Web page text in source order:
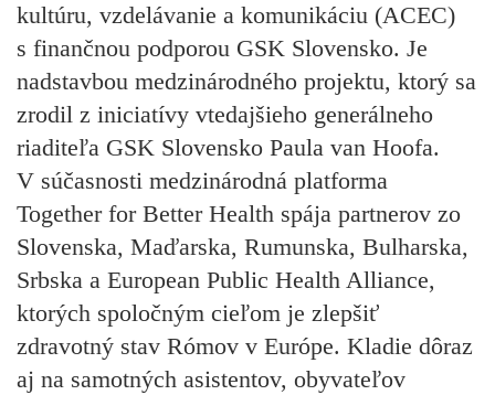
kultúru, vzdelávanie a komunikáciu (ACEC)
s finančnou podporou GSK Slovensko. Je
nadstavbou medzinárodného projektu, ktorý sa
zrodil z iniciatívy vtedajšieho generálneho
riaditeľa GSK Slovensko Paula van Hoofa.
V súčasnosti medzinárodná platforma
Together for Better Health spája partnerov zo
Slovenska, Maďarska, Rumunska, Bulharska,
Srbska a European Public Health Alliance,
ktorých spoločným cieľom je zlepšiť
zdravotný stav Rómov v Európe. Kladie dôraz
aj na samotných asistentov, obyvateľov